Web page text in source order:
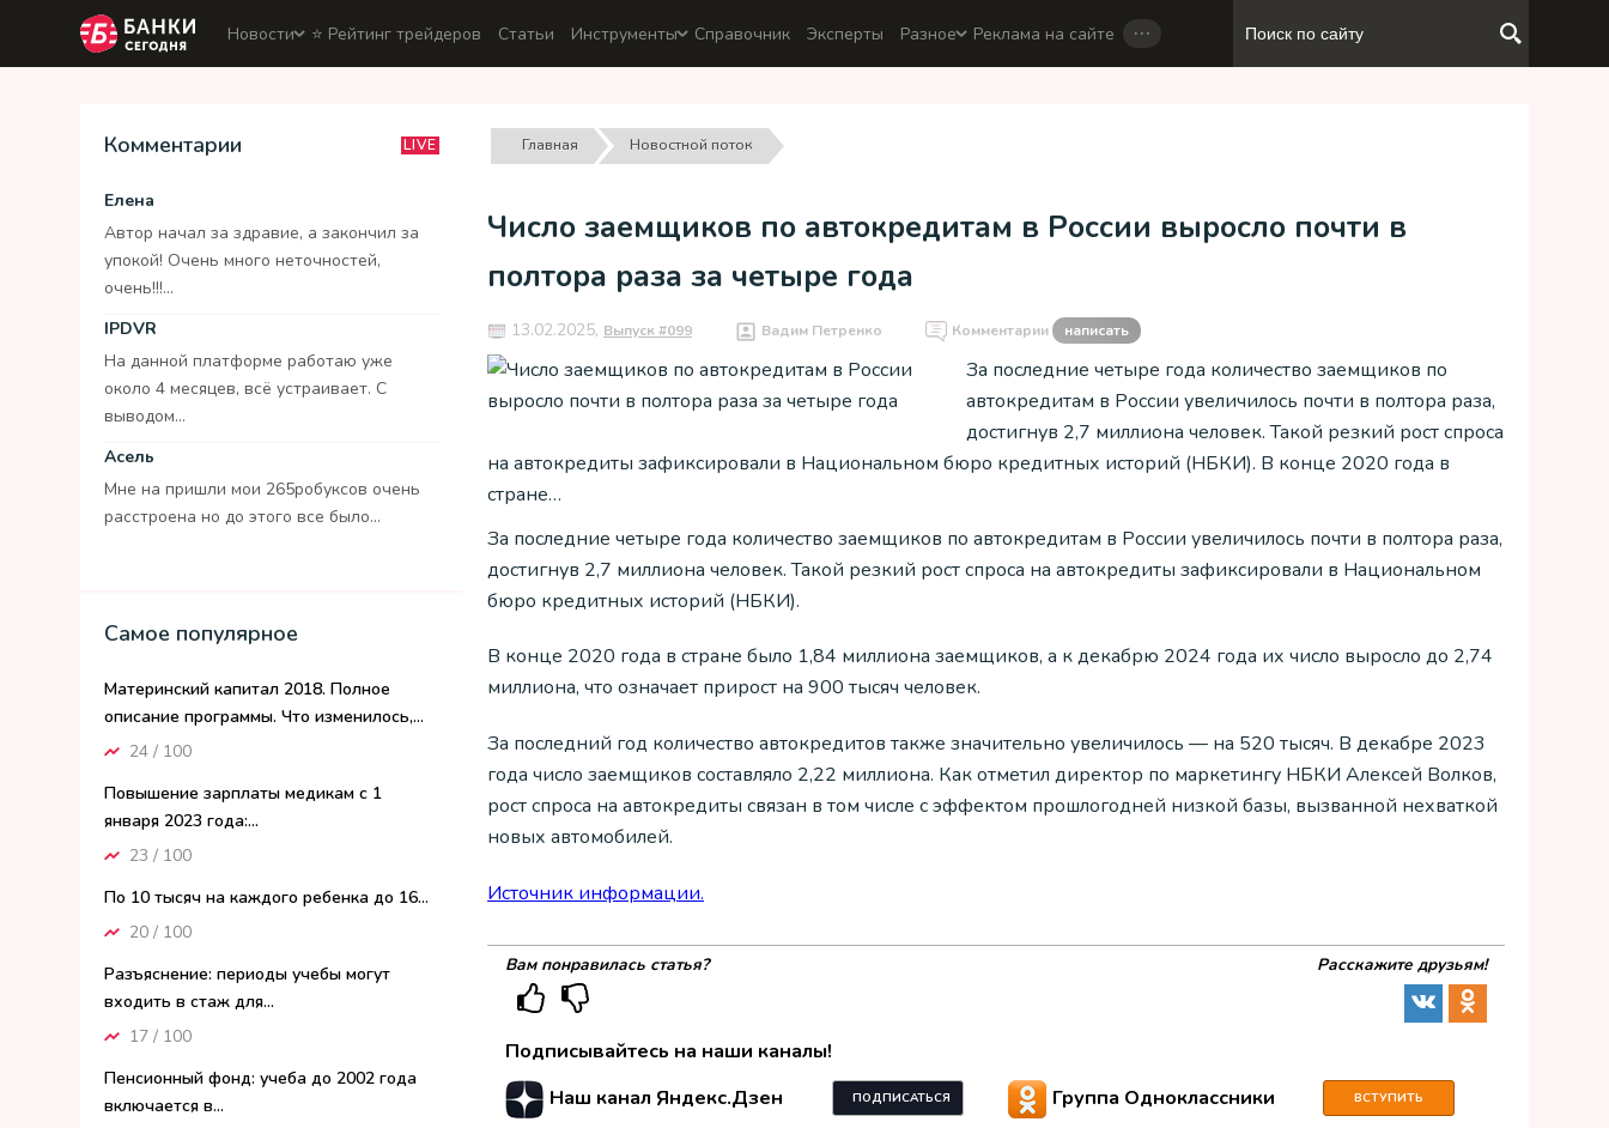
Новости ⭐️ Рейтинг трейдеров Статьи Инструменты Справочник Эксперты Разное Реклама на сайте …
Комментарии LIVE
Елена
Автор начал за здравие, а закончил за
упокой! Очень много неточностей,
очень!!!...
IPDVR
На данной платформе работаю уже
около 4 месяцев, всё устраивает. С
выводом...
Асель
Мне на пришли мои 265робуксов очень
расстроена но до этого все было...
Самое популярное
Материнский капитал 2018. Полное
описание программы. Что изменилось,...
24 / 100
Повышение зарплаты медикам с 1
января 2023 года:...
23 / 100
По 10 тысяч на каждого ребенка до 16...
20 / 100
Разъяснение: периоды учебы могут
входить в стаж для...
17 / 100
Пенсионный фонд: учеба до 2002 года
включается в...
Главная Новостной поток
Число заемщиков по автокредитам в России выросло почти в
полтора раза за четыре года
13.02.2025, Выпуск #099 Вадим Петренко Комментарии написать
За последние четыре года количество заемщиков по
автокредитам в России увеличилось почти в полтора раза,
достигнув 2,7 миллиона человек. Такой резкий рост спроса
на автокредиты зафиксировали в Национальном бюро кредитных историй (НБКИ). В конце 2020 года в
стране…
За последние четыре года количество заемщиков по автокредитам в России увеличилось почти в полтора раза,
достигнув 2,7 миллиона человек. Такой резкий рост спроса на автокредиты зафиксировали в Национальном
бюро кредитных историй (НБКИ).
В конце 2020 года в стране было 1,84 миллиона заемщиков, а к декабрю 2024 года их число выросло до 2,74
миллиона, что означает прирост на 900 тысяч человек.
За последний год количество автокредитов также значительно увеличилось — на 520 тысяч. В декабре 2023
года число заемщиков составляло 2,22 миллиона. Как отметил директор по маркетингу НБКИ Алексей Волков,
рост спроса на автокредиты связан в том числе с эффектом прошлогодней низкой базы, вызванной нехваткой
новых автомобилей.
Источник информации.
Вам понравилась статья? Расскажите друзьям!
Подписывайтесь на наши каналы!
Наш канал Яндекс.Дзен
ПОДПИСАТЬСЯ Группа Одноклассники ВСТУПИТЬ